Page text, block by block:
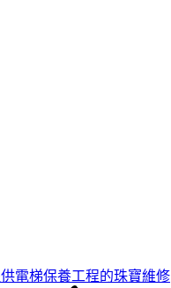
電梯保養工程的珠寶維修